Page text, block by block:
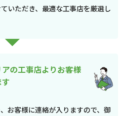
いただき、最適な工事店を厳選し
の工事店よりお客様
お客様に連絡が入りますので、御